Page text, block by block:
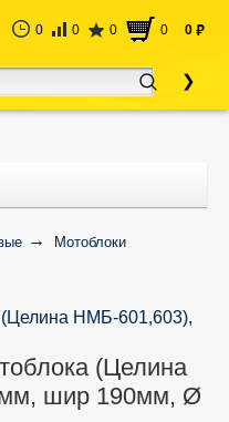
0 0 0 0 0 руб
Мотоблоки
(Целина НМБ-601,603),
(Целина
шир 190мм, Ø